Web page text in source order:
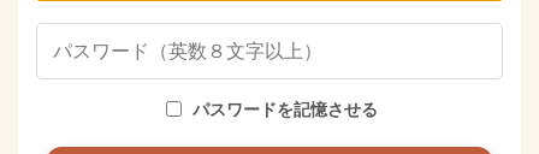
パスワードを記憶させる